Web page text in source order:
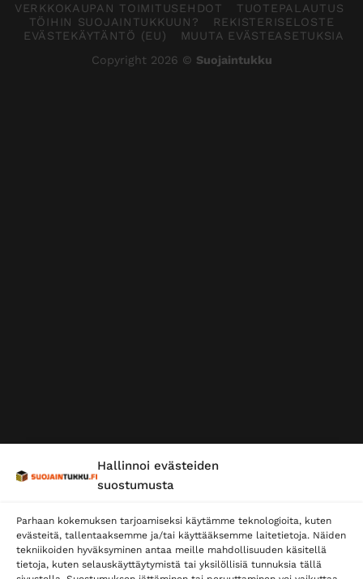
Hallinnoi evästeiden
suostumusta
Parhaan kokemuksen tarjoamiseksi käytämme teknologioita, kuten
evästeitä, tallentaaksemme ja/tai käyttääksemme laitetietoja. Näiden
tekniikoiden hyväksyminen antaa meille mahdollisuuden käsitellä
tietoja, kuten selauskäyttäytymistä tai yksilöllisiä tunnuksia tällä
VERKKOKAUPAN TOIMITUSEHDOT
TUOTEPALAUTUS
TÖIHIN SUOJAINTUKKUUN?
REKISTERISELOSTE
EVÄSTEKÄYTÄNTÖ (EU)
MUUTA EVÄSTEASETUKSIA
Copyright 2026 © Suojaintukku